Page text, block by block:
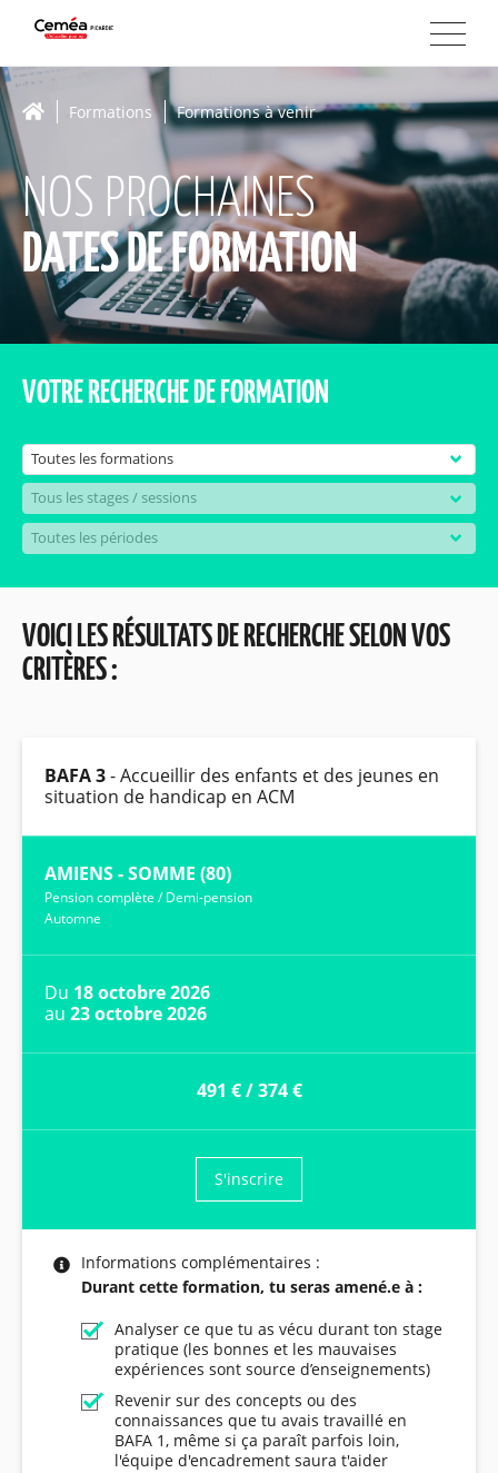
Formations Formations à venir
NOS PROCHAINES
DATES DE FORMATION
VOTRE RECHERCHE DE FORMATION
VOICI LES RÉSULTATS DE RECHERCHE SELON VOS
CRITÈRES :
BAFA 3- Accueillir des enfants et des jeunes en
situation de handicap en ACM
AMIENS - SOMME (80)
Pension complète /Demi-pension
Automne
Du 18 octobre 2026
au 23 octobre 2026
491 € /374 €
S'inscrire
Informations complémentaires :
Durant cette formation, tu seras amené.e à :
Analyser ce que tu as vécu durant ton stage
pratique (les bonnes et les mauvaises
expériences sont source d’enseignements)
Revenir sur des concepts ou des
connaissances que tu avais travaillé en
BAFA 1, même si ça paraît parfois loin,
l'équipe d'encadrement saura t'aider